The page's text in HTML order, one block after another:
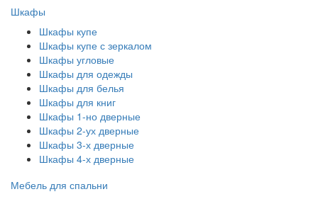
Шкафы
Шкафы купе
Шкафы купе с зеркалом
Шкафы угловые
Шкафы для одежды
Шкафы для белья
Шкафы для книг
Шкафы 1-но дверные
Шкафы 2-ух дверные
Шкафы 3-х дверные
Шкафы 4-х дверные
Мебель для спальни